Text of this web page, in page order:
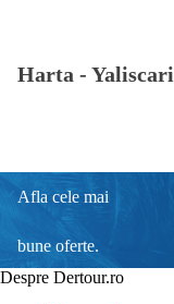
Harta - Yaliscari
Afla cele mai
bune oferte.
Despre Dertour.ro